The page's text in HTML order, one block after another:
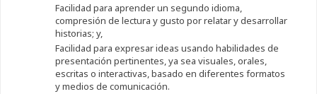
Facilidad para aprender un segundo idioma,
compresión de lectura y gusto por relatar y desarrollar
historias; y,
Facilidad para expresar ideas usando habilidades de
presentación pertinentes, ya sea visuales, orales,
escritas o interactivas, basado en diferentes formatos
y medios de comunicación.